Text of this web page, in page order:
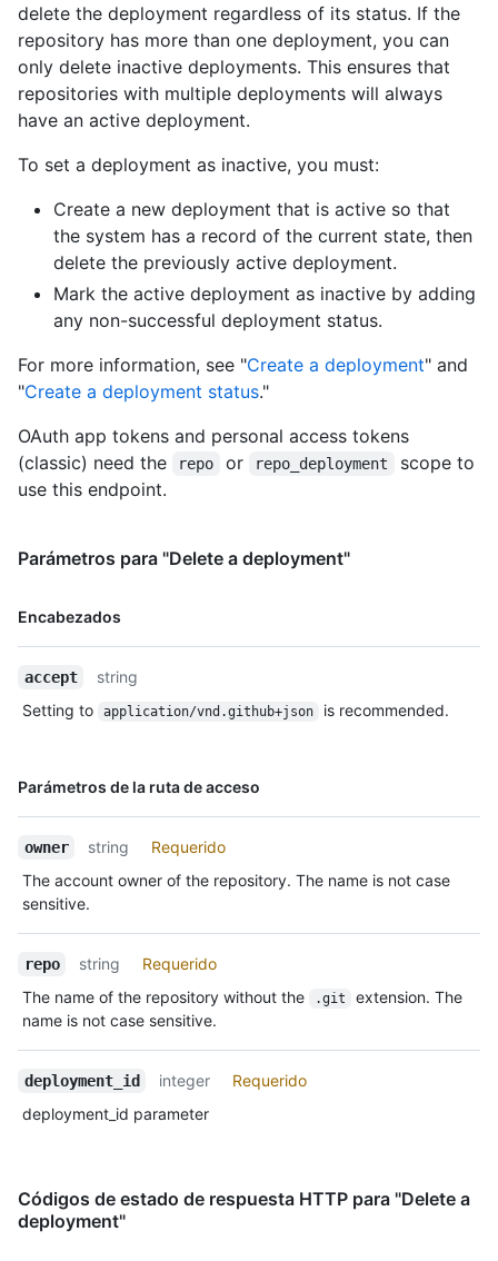
"https://github.com/images/error/octocat_happy.gif",
    "gravatar_id": "",
    "url": "https://HOSTNAME/users/octocat",
    "html_url": "https://github.com/octocat",
    "followers_url": "https://HOSTNAME/users/octocat/followers",
"https://HOSTNAME/users/octocat/following{/other_user}",
"https://HOSTNAME/users/octocat/subscriptions",
    "organizations_url": "https://HOSTNAME/users/octocat/orgs",
    "received_events_url":
"https://HOSTNAME/users/octocat/received_events",
    "type": "User",
  },
  "created_at": "2012-07-20T01:19:13Z",
  "updated_at": "2012-07-20T01:19:13Z",
  "repository_url": "https://HOSTNAME/repos/octocat/example",
}
delete the deployment regardless of its status. If the
repository has more than one deployment, you can
only delete inactive deployments. This ensures that
repositories with multiple deployments will always
have an active deployment.
To set a deployment as inactive, you must:
Create a new deployment that is active so that
the system has a record of the current state, then
delete the previously active deployment.
Mark the active deployment as inactive by adding
any non-successful deployment status.
For more information, see "Create a deployment" and
"Create a deployment status."
OAuth app tokens and personal access tokens
(classic) need the
repo or repo_deployment
scope to
use this endpoint.
Parámetros para "Delete a deployment"
Encabezados
Nombre,
accept
string
Setting to
application/vnd.github+json is recommended.
Parámetros de la ruta de acceso
Nombre,
owner string
Requerido
The account owner of the repository. The name is not case
sensitive.
repo string
Requerido
The name of the repository without the
.git
extension. The
name is not case sensitive.
deployment_id integer
Requerido
deployment_id parameter
Códigos de estado de respuesta HTTP para "Delete a
deployment"